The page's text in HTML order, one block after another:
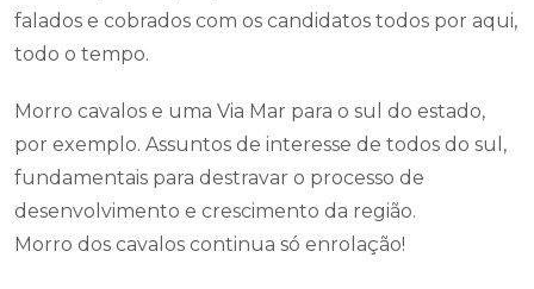
falados e cobrados com os candidatos todos por aqui,
todo o tempo.
Morro cavalos e uma Via Mar para o sul do estado,
por exemplo. Assuntos de interesse de todos do sul,
fundamentais para destravar o processo de
desenvolvimento e crescimento da região.
Morro dos cavalos continua só enrolação!